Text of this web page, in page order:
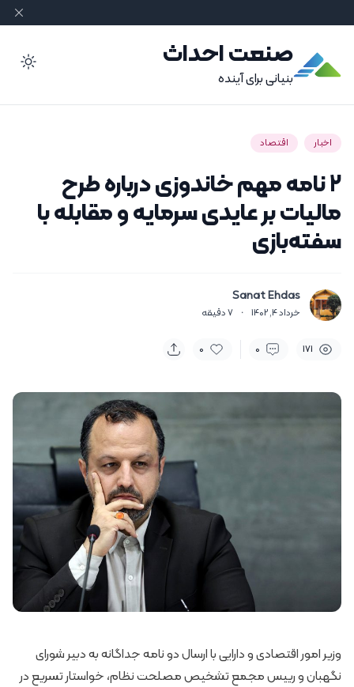
صنعت احداث
بنیانی برای آینده
اخبار اقتصاد
۲ نامه مهم خاندوزی درباره طرح
مالیات بر عایدی سرمایه و مقابله با
سفته‌بازی
Sanat Ehdas
خرداد 4, 1402 ·
7دقیقه
171
0
0
وزیر امور اقتصادی و دارایی با ارسال دو نامه جداگانه به دبیر شورای
نگهبان و رییس مجمع تشخیص مصلحت نظام، خواستار تسریع در